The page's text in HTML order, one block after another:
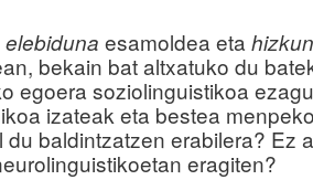
esamoldea eta
bekain bat altxatuko du
egoera soziolinguistikoa
izateak eta bestea
du baldintzatzen erabilera? Ez
eragiten?